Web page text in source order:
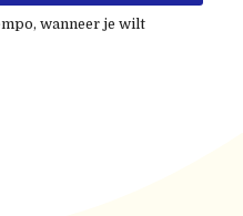
wanneer je wilt